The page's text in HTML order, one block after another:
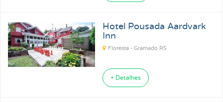
Hotel Pousada Aardvark
Inn
Floresta - Gramado RS
+ Detalhes